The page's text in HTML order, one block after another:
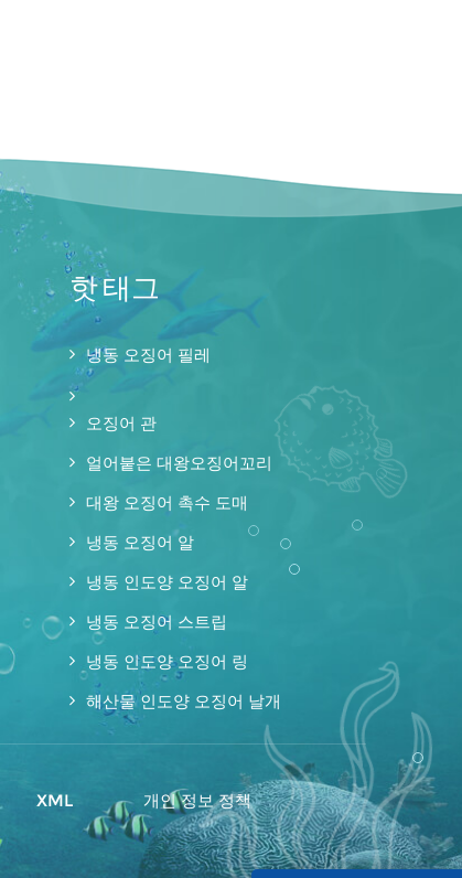
핫 태그
냉동 오징어 필레
오징어 관
얼어붙은 대왕오징어꼬리
대왕 오징어 촉수 도매
냉동 오징어 알
냉동 인도양 오징어 알
냉동 오징어 스트립
냉동 인도양 오징어 링
해산물 인도양 오징어 날개
XML 개인 정보 정책